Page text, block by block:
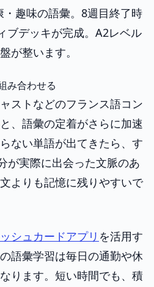
・趣味の語彙。8週目終了時
ブデッキが完成。A2レベル
が整います。
み合わせる
ストなどのフランス語コン
、語彙の定着がさらに加速
ない単語が出てきたら、す
が実際に出会った文脈のあ
よりも記憶に残りやすいで
シュカードアプリ を活用す
語彙学習は毎日の通勤や休
ります。短い時間でも、積